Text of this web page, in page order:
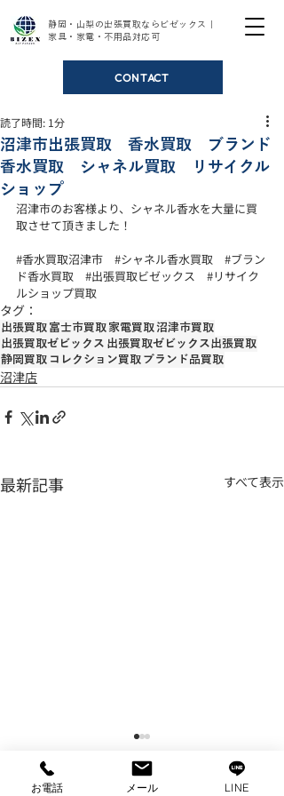
静岡・山梨の出張買取ならビゼックス｜
家具・家電・不用品対応可
CONTACT
沼津市出張買取 香水買取 ブランド
香水買取 シャネル買取 リサイクル
ショップ
読了時間: 1分
沼津市のお客様より、シャネル香水を大量に買
取させて頂きました！
#香水買取沼津市
#シャネル香水買取
#ブラン
ド香水買取
#出張買取ビゼックス
#リサイク
ルショップ買取
タグ：
出張買取 富士市買取 家電買取沼津市買取
出張買取ゼビックス 出張買取ゼビックス出張買取
静岡買取 コレクション買取 ブランド品買取
沼津店
最新記事 すべて表示
お電話 メール LINE